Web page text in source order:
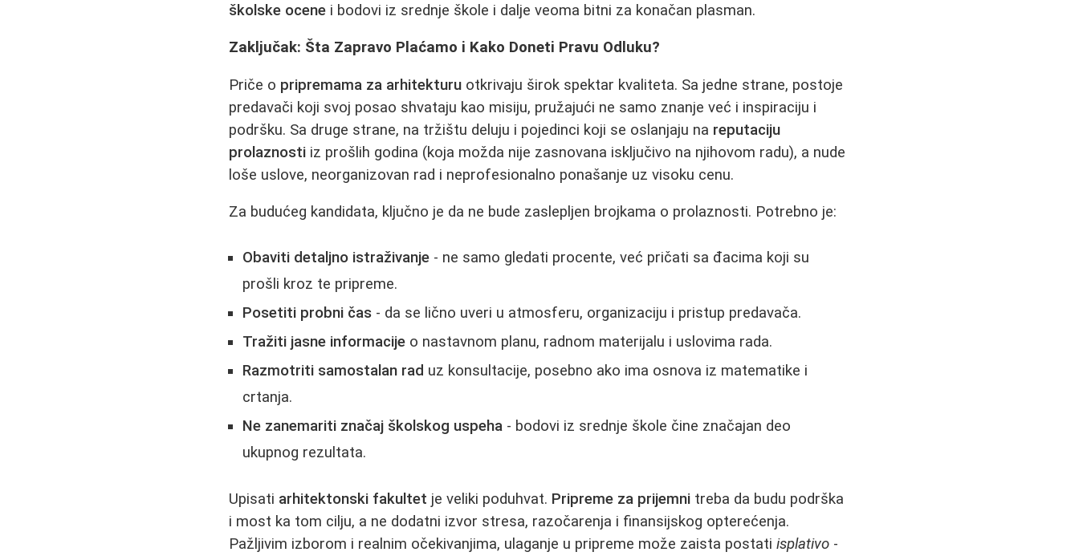
školske ocene i bodovi iz srednje škole i dalje veoma bitni za konačan plasman.
Zaključak: Šta Zapravo Plaćamo i Kako Doneti Pravu Odluku?
Priče o pripremama za arhitekturu otkrivaju širok spektar kvaliteta. Sa jedne strane, postoje
predavači koji svoj posao shvataju kao misiju, pružajući ne samo znanje već i inspiraciju i
podršku. Sa druge strane, na tržištu deluju i pojedinci koji se oslanjaju na reputaciju
prolaznosti iz prošlih godina (koja možda nije zasnovana isključivo na njihovom radu), a nude
loše uslove, neorganizovan rad i neprofesionalno ponašanje uz visoku cenu.
Za budućeg kandidata, ključno je da ne bude zaslepljen brojkama o prolaznosti. Potrebno je:
Obaviti detaljno istraživanje - ne samo gledati procente, već pričati sa đacima koji su
prošli kroz te pripreme.
Posetiti probni čas - da se lično uveri u atmosferu, organizaciju i pristup predavača.
Tražiti jasne informacije o nastavnom planu, radnom materijalu i uslovima rada.
Razmotriti samostalan rad uz konsultacije, posebno ako ima osnova iz matematike i
crtanja.
Ne zanemariti značaj školskog uspeha - bodovi iz srednje škole čine značajan deo
ukupnog rezultata.
Upisati arhitektonski fakultet je veliki poduhvat. Pripreme za prijemni treba da budu podrška
i most ka tom cilju, a ne dodatni izvor stresa, razočarenja i finansijskog opterećenja.
Pažljivim izborom i realnim očekivanjima, ulaganje u pripreme može zaista postatiisplativo -